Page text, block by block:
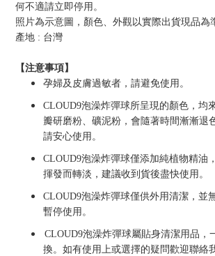
何不適請立即停用。
照片為示意圖，顏色、外觀以實際出貨現品為
產地 : 台灣
【注意事項】
孕婦及皮膚過敏者，請避免使用 。
CLOUD9泡澡炸彈球所呈現的顏色，均
瓣研磨粉、礦泥粉， 會隨著時間漸漸退
請安心使用。
CLOUD9泡澡炸彈球僅添加純植物精油
揮發而轉淡，建議收到貨後盡快使用 。
CLOUD9泡澡炸彈球僅供外用清潔， 並
暫停使用。
CLOUD9泡澡炸彈球屬貼身清潔用品，
換。 如有使用上或選擇的疑問歡迎聯絡